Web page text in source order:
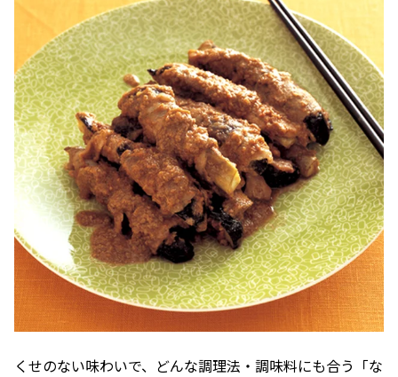
くせのない味わいで、どんな調理法・調味料にも合う「な